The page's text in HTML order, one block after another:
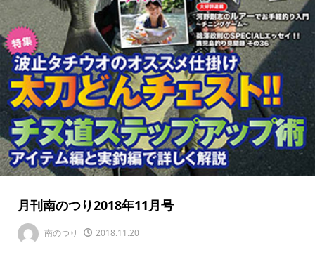
月刊南のつり2018年11月号
南のつり 2018.11.20